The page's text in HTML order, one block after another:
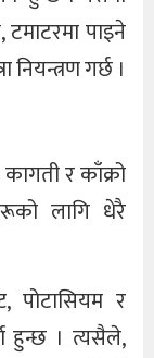
टमाटरमा पाइने
नियन्त्रण गर्छ ।
कागती र काँक्रो
लागि धेरै
पोटासियम र
हुन्छ । त्यसैले,